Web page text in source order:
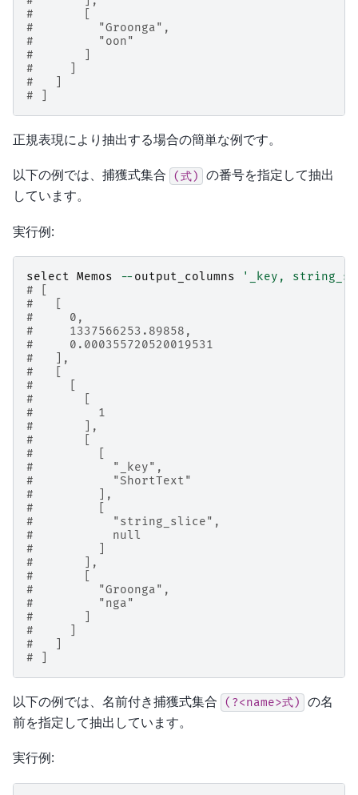
#       [
#         "Groonga",
#         "oon"
#       ]
#     ]
#   ]
# ]
正規表現により抽出する場合の簡単な例です。
以下の例では、捕獲式集合 (式)
の番号を指定して抽出
しています。
実行例:
select Memos -- output_columns
'_key,
# [
#   [
#     0,
#     1337566253.89858,
#     0.000355720520019531
#   ],
#   [
#     [
#       [
#         1
#       ],
#       [
#         [
#           "_key",
#           "ShortText"
#         ],
#         [
#           "string_slice",
#           null
#         ]
#       ],
#       [
#         "Groonga",
#         "nga"
#       ]
#     ]
#   ]
# ]
以下の例では、名前付き捕獲式集合 (?<name>式)
の名
前を指定して抽出しています。
実行例: